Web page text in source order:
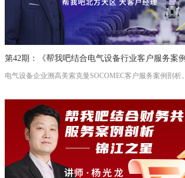
电气设备企业溯高美索克曼SOCOMEC客户服务案例剖析。